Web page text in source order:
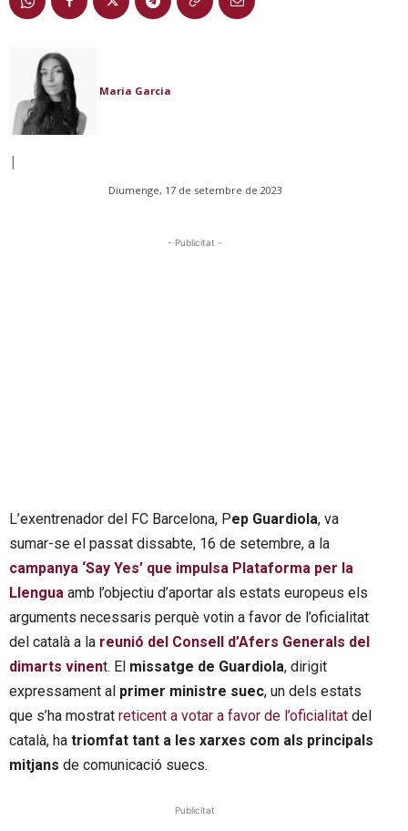
Maria Garcia
|
Diumenge, 17 de setembre de 2023
- Publicitat -
L’exentrenador del FC Barcelona, Pep Guardiola, va
sumar-se el passat dissabte, 16 de setembre, a la
campanya ‘Say Yes’ que impulsa Plataforma per la
Llengua amb l’objectiu d’aportar als estats europeus els
arguments necessaris perquè votin a favor de l’oficialitat
del català a la reunió del Consell d’Afers Generals del
dimarts vinent. El missatge de Guardiola, dirigit
expressament al primer ministre suec, un dels estats
que s’ha mostrat reticent a votar a favor de l’oficialitat del
català, ha triomfat tant a les xarxes com als principals
mitjans de comunicació suecs.
Publicitat